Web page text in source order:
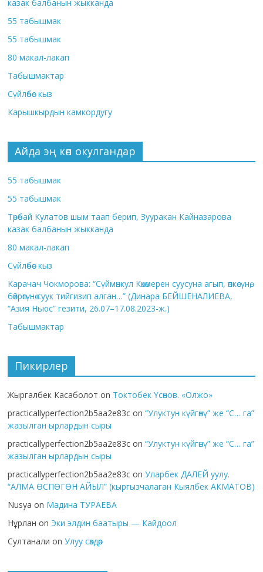
казак балбанын жыкканда
55 табышмак
55 табышмак
80 макал-лакап
Табышмактар
Сүйлөбөс кыз
Карышкырдын камкордугу
Айда эң көп окулгандар
55 табышмак
55 табышмак
Төрөбай Кулатов шым таап берип, Зууракан Кайназарова
казак балбанын жыкканда
80 макал-лакап
Сүйлөбөс кыз
Карачач Чокморова: “Сүймөнкул Көкөмерен суусуна агып, өпкөсүнө,
бөйрөгүнө суук тийгизип алган…” (Динара БЕЙШЕНАЛИЕВА,
“Азия Ньюс” гезити, 26.07–17.08.2023-ж.)
Табышмактар
Пикирлер
Жыргалбек Касаболот on Токтобек Үсөнов. «Олжо»
practicallyperfection2b5aa2e83c on“Улуктун күйгөнү” же “С… га”
жазылган ырлардын сыры
practicallyperfection2b5aa2e83c on“Улуктун күйгөнү” же “С… га”
жазылган ырлардын сыры
practicallyperfection2b5aa2e83c onУларбек ДАЛЕЙ уулу.
“АЛМА ӨСПӨГӨН АЙЫЛ” (кыргызчалаган Кыялбек АКМАТОВ)
Nusya on Мадина ТУРАЕВА
Нұрлан on Эки элдин баатыры — Кайдоол
Султанали onУлуу сөздөр